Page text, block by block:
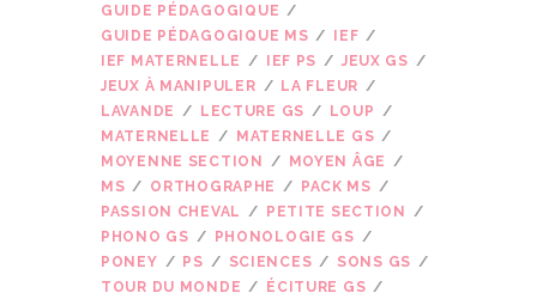
GUIDE PÉDAGOGIQUE
GUIDE PÉDAGOGIQUE MS
IEF
IEF MATERNELLE
IEF PS
JEUX GS
JEUX À MANIPULER
LA FLEUR
LAVANDE
LECTURE GS
LOUP
MATERNELLE
MATERNELLE GS
MOYENNE SECTION
MOYEN ÂGE
MS
ORTHOGRAPHE
PACK MS
PASSION CHEVAL
PETITE SECTION
PHONO GS
PHONOLOGIE GS
PONEY
PS SCIENCES
SONS GS
TOUR DU MONDE
ÉCITURE GS